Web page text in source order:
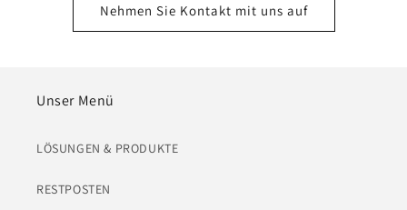
Nehmen Sie Kontakt mit uns auf
Unser Menü
LÖSUNGEN & PRODUKTE
RESTPOSTEN